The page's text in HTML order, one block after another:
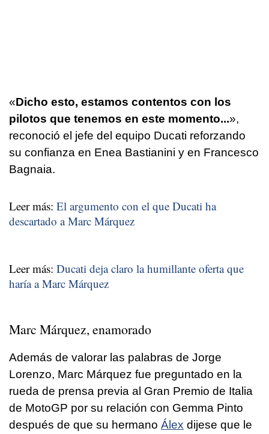
«Dicho esto, estamos contentos con los
pilotos que tenemos en este momento...»,
reconoció el jefe del equipo Ducati reforzando
su confianza en Enea Bastianini y en Francesco
Bagnaia.
Leer más: El argumento con el que Ducati ha
descartado a Marc Márquez
Leer más: Ducati deja claro la humillante oferta que
haría a Marc Márquez
Marc Márquez, enamorado
Además de valorar las palabras de Jorge
Lorenzo, Marc Márquez fue preguntado en la
rueda de prensa previa al Gran Premio de Italia
de MotoGP por su relación con Gemma Pinto
después de que su hermano Álex dijese que le